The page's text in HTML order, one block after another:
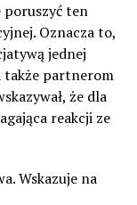
poruszyć ten
Oznacza to,
jednej
także partnerom
że dla
reakcji ze
Wskazuje na